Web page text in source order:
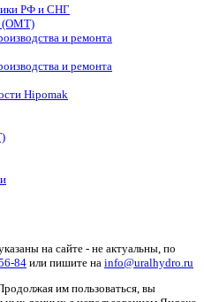
РФ и СНГ
(OMT)
и ремонта
и ремонта
Hipomak
на сайте - не актуальны, по
84 или пишите на info@uralhydro.ru
им пользоваться, вы